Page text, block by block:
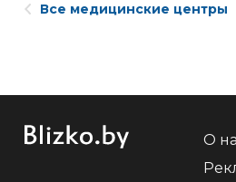
Все медицинские центры
О